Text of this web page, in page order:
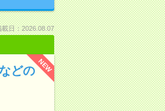
載日：2026.08.07
NEW
どの